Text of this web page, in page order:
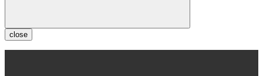
close